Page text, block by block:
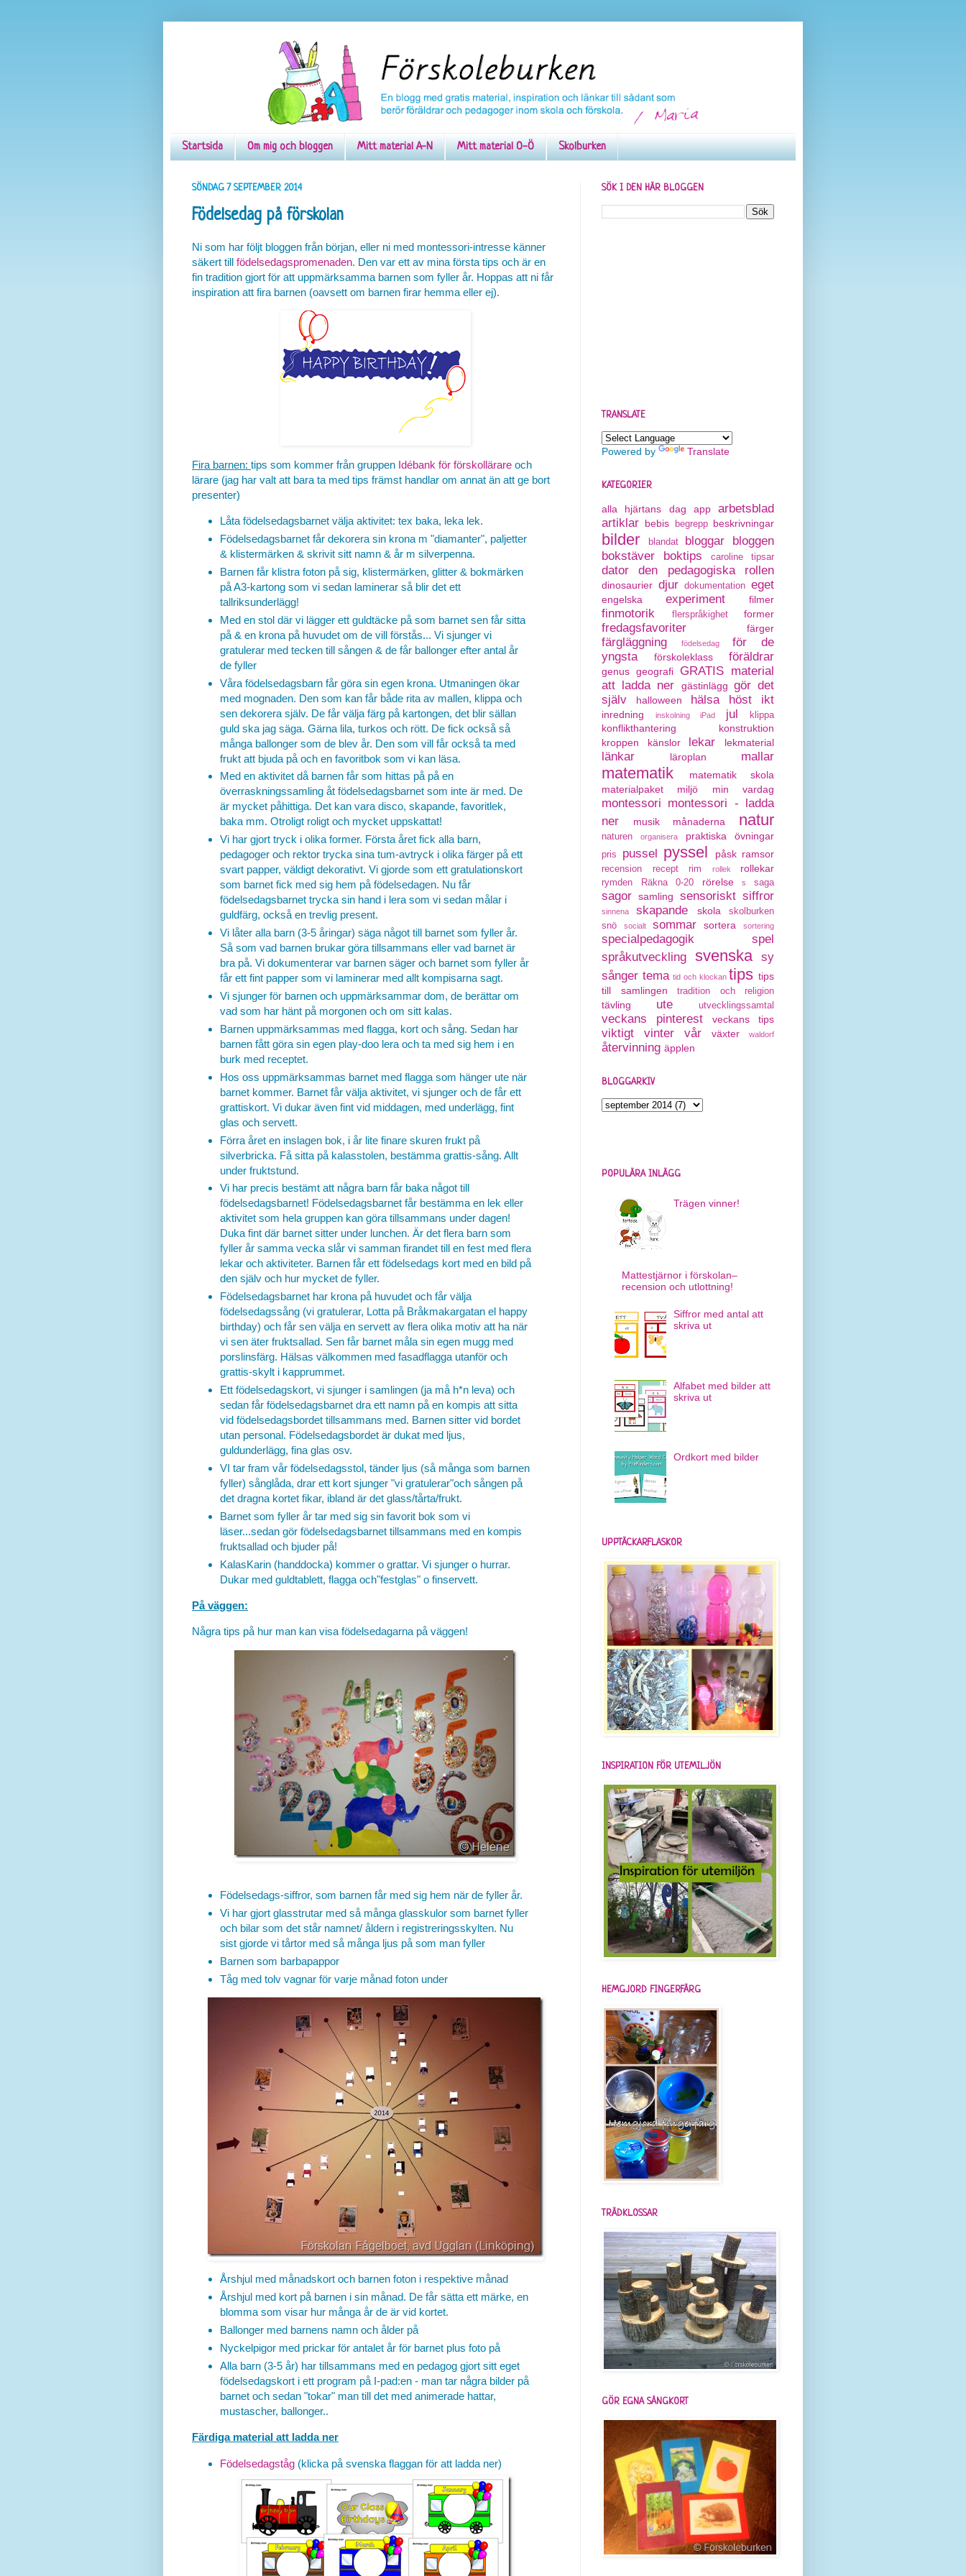
Startsida Om mig och bloggen Mitt material A-N Mitt material O-Ö Skolburken
SÖNDAG 7 SEPTEMBER 2014
Födelsedag på förskolan
Ni som har följt bloggen från början, eller ni med montessori-intresse känner
säkert till födelsedagspromenaden. Den var ett av mina första tips och är en
fin tradition gjort för att uppmärksamma barnen som fyller år. Hoppas att ni får
inspiration att fira barnen (oavsett om barnen firar hemma eller ej).
Fira barnen: tips som kommer från gruppen Idébank för förskollärare och
lärare (jag har valt att bara ta med tips främst handlar om annat än att ge bort
presenter)
Låta födelsedagsbarnet välja aktivitet: tex baka, leka lek.
Födelsedagsbarnet får dekorera sin krona m "diamanter", paljetter
& klistermärken & skrivit sitt namn & år m silverpenna.
Barnen får klistra foton på sig, klistermärken, glitter & bokmärken
på A3-kartong som vi sedan laminerar så blir det ett
tallriksunderlägg!
Med en stol där vi lägger ett guldtäcke på som barnet sen får sitta
på & en krona på huvudet om de vill förstås... Vi sjunger vi
gratulerar med tecken till sången & de får ballonger efter antal år
de fyller
Våra födelsedagsbarn får göra sin egen krona. Utmaningen ökar
med mognaden. Den som kan får både rita av mallen, klippa och
sen dekorera själv. De får välja färg på kartongen, det blir sällan
guld ska jag säga. Gärna lila, turkos och rött. De fick också så
många ballonger som de blev år. Den som vill får också ta med
frukt att bjuda på och en favoritbok som vi kan läsa.
Med en aktivitet då barnen får som hittas på på en
överraskningssamling åt födelsedagsbarnet som inte är med. De
är mycket påhittiga. Det kan vara disco, skapande, favoritlek,
baka mm. Otroligt roligt och mycket uppskattat!
Vi har gjort tryck i olika former. Första året fick alla barn,
pedagoger och rektor trycka sina tum-avtryck i olika färger på ett
svart papper, väldigt dekorativt. Vi gjorde som ett gratulationskort
som barnet fick med sig hem på födelsedagen. Nu får
födelsedagsbarnet trycka sin hand i lera som vi sedan målar i
guldfärg, också en trevlig present.
Vi låter alla barn (3-5 åringar) säga något till barnet som fyller år.
Så som vad barnen brukar göra tillsammans eller vad barnet är
bra på. Vi dokumenterar var barnen säger och barnet som fyller år
får ett fint papper som vi laminerar med allt kompisarna sagt.
Vi sjunger för barnen och uppmärksammar dom, de berättar om
vad som har hänt på morgonen och om sitt kalas.
Barnen uppmärksammas med flagga, kort och sång. Sedan har
barnen fått göra sin egen play-doo lera och ta med sig hem i en
burk med receptet.
Hos oss uppmärksammas barnet med flagga som hänger ute när
barnet kommer. Barnet får välja aktivitet, vi sjunger och de får ett
grattiskort. Vi dukar även fint vid middagen, med underlägg, fint
glas och servett.
Förra året en inslagen bok, i år lite finare skuren frukt på
silverbricka. Få sitta på kalasstolen, bestämma grattis-sång. Allt
under fruktstund.
Vi har precis bestämt att några barn får baka något till
födelsedagsbarnet! Födelsedagsbarnet får bestämma en lek eller
aktivitet som hela gruppen kan göra tillsammans under dagen!
Duka fint där barnet sitter under lunchen. Är det flera barn som
fyller år samma vecka slår vi samman firandet till en fest med flera
lekar och aktiviteter. Barnen får ett födelsedags kort med en bild på
den själv och hur mycket de fyller.
Födelsedagsbarnet har krona på huvudet och får välja
födelsedagssång (vi gratulerar, Lotta på Bråkmakargatan el happy
birthday) och får sen välja en servett av flera olika motiv att ha när
vi sen äter fruktsallad. Sen får barnet måla sin egen mugg med
porslinsfärg. Hälsas välkommen med fasadflagga utanför och
grattis-skylt i kapprummet.
Ett födelsedagskort, vi sjunger i samlingen (ja må h*n leva) och
sedan får födelsedagsbarnet dra ett namn på en kompis att sitta
vid födelsedagsbordet tillsammans med. Barnen sitter vid bordet
utan personal. Födelsedagsbordet är dukat med ljus,
guldunderlägg, fina glas osv.
VI tar fram vår födelsedagsstol, tänder ljus (så många som barnen
fyller) sånglåda, drar ett kort sjunger "vi gratulerar"och sången på
det dragna kortet fikar, ibland är det glass/tårta/frukt.
Barnet som fyller år tar med sig sin favorit bok som vi
läser...sedan gör födelsedagsbarnet tillsammans med en kompis
fruktsallad och bjuder på!
KalasKarin (handdocka) kommer o grattar. Vi sjunger o hurrar.
Dukar med guldtablett, flagga och"festglas" o finservett.
På väggen:
Några tips på hur man kan visa födelsedagarna på väggen!
Födelsedags-siffror, som barnen får med sig hem när de fyller år.
Vi har gjort glasstrutar med så många glasskulor som barnet fyller
och bilar som det står namnet/ åldern i registreringsskylten. Nu
sist gjorde vi tårtor med så många ljus på som man fyller
Barnen som barbapappor
Tåg med tolv vagnar för varje månad foton under
Årshjul med månadskort och barnen foton i respektive månad
Årshjul med kort på barnen i sin månad. De får sätta ett märke, en
blomma som visar hur många år de är vid kortet.
Ballonger med barnens namn och ålder på
Nyckelpigor med prickar för antalet år för barnet plus foto på
Alla barn (3-5 år) har tillsammans med en pedagog gjort sitt eget
födelsedagskort i ett program på I-pad:en - man tar några bilder på
barnet och sedan "tokar" man till det med animerade hattar,
mustascher, ballonger..
Färdiga material att ladda ner
Födelsedagståg(klicka på svenska flaggan för att ladda ner)
SÖK I DEN HÄR BLOGGEN
TRANSLATE
Powered by Translate
KATEGORIER
alla hjärtans dag app
arbetsblad
artiklar bebis begrepp beskrivningar
bilder blandat bloggar
bloggen
bokstäver
boktips caroline tipsar
dator den pedagogiska rollen
dinosaurier djur dokumentation eget
engelska experiment filmer
finmotorik flerspråkighet former
fredagsfavoriter färger
färgläggning födelsedag
för de
yngsta
förskoleklass föräldrar
genus geografi GRATIS material
att ladda ner
gästinlägg gör det
själv
halloween hälsa höst ikt
inredning inskolning iPad jul klippa
konflikthantering
konstruktion
kroppen
känslor lekar lekmaterial
länkar läroplan mallar
matematik
matematik skola
materialpaket
miljö min vardag
montessori montessori - ladda
ner
musik månaderna natur
naturen organisera praktiska övningar
pris pussel pyssel påsk ramsor
recension recept rim rollek rollekar
rymden Räkna 0-20 rörelse s saga
sagor samling sensoriskt siffror
sinnena skapande skola
skolburken
snö
socialt sommar sortera sortering
specialpedagogik
spel
språkutveckling
svenska
sy
sånger tema tid och klockan tips tips
till samlingen
tradition och religion
tävling ute utvecklingssamtal
veckans pinterest veckans tips
viktigt vinter vår växter waldorf
återvinning äpplen
BLOGGARKIV
POPULÄRA INLÄGG
Trägen vinner!
Mattestjärnor i förskolan–
recension och utlottning!
Siffror med antal att
skriva ut
Alfabet med bilder att
skriva ut
Ordkort med bilder
UPPTÄCKARFLASKOR
INSPIRATION FÖR UTEMILJÖN
HEMGJORD FINGERFÄRG
TRÄDKLOSSAR
GÖR EGNA SÅNGKORT